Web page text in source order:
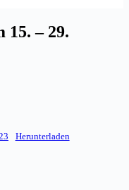
15. – 29.
Herunterladen